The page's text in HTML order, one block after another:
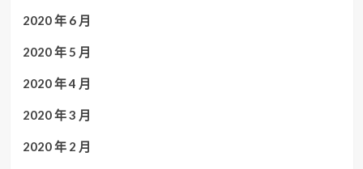
2020 年 6 月
2020 年 5 月
2020 年 4 月
2020 年 3 月
2020 年 2 月